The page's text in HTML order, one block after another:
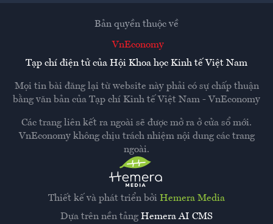
Thiết kế và phát triển bởi Hemera Media
Dựa trên nền tảng Hemera AI CMS
Bản quyền thuộc về
VnEconomy
Tạp chí điện tử của Hội Khoa học Kinh tế Việt Nam
Mọi tin bài đăng lại từ website này phải có sự chấp thuận
bằng văn bản của Tạp chí Kinh tế Việt Nam - VnEconomy
Các trang liên kết ra ngoài sẽ được mở ra ở cửa sổ mới.
VnEconomy không chịu trách nhiệm nội dung các trang
ngoài.